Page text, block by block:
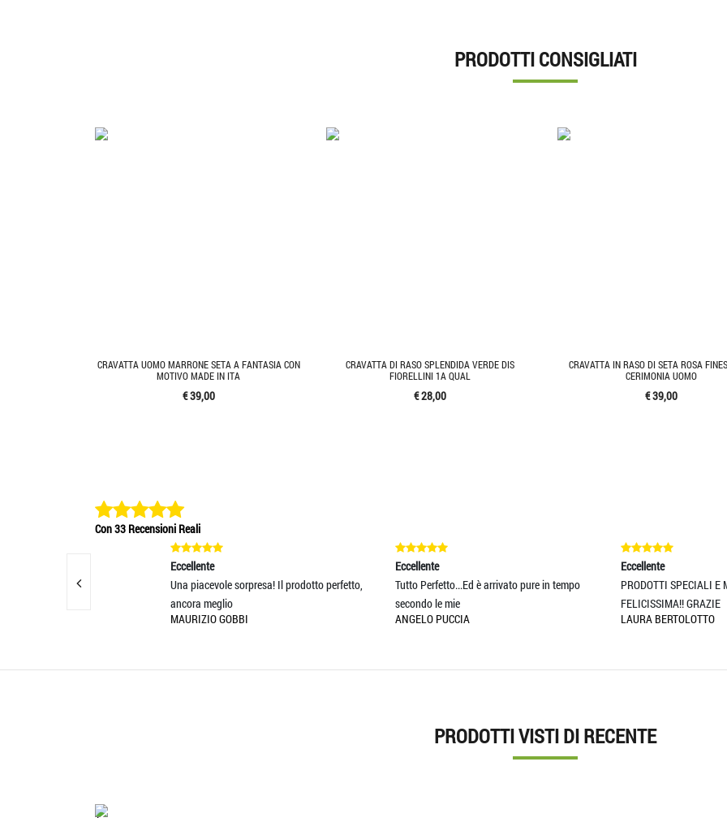
PRODOTTI CONSIGLIATI
CRAVATTA UOMO MARRONE SETA A FANTASIA CON
MOTIVO MADE IN ITA
€ 39,00
CRAVATTA DI RASO SPLENDIDA VERDE DIS
FIORELLINI 1A QUAL
€ 28,00
CRAVATTA IN RASO DI SETA ROSA
CERIMONIA UOMO
€ 39,00
Con 33 Recensioni Reali
Una piacevole sorpresa! Il prodotto perfetto,
MAURIZIO GOBBI
Tutto Perfetto...Ed è arrivato pure in tempo
secondo le mie
ANGELO PUCCIA
PRODOTTI SPECIALI E MOLTO CUATI,
FELICISSIMA!! GRAZIE
LAURA BERTOLOTTO
PRODOTTI VISTI DI RECENTE
'.'